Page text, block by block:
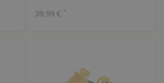
39,99 € *